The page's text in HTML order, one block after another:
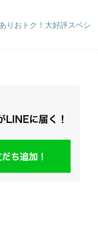
りおトク！大好評スペシ